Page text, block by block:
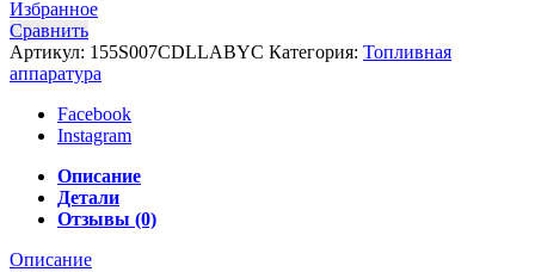
Избранное
Сравнить
Артикул: 155S007CDLLABYC Категория: Топливная
аппаратура
Facebook
Instagram
Описание
Детали
Отзывы (0)
Описание